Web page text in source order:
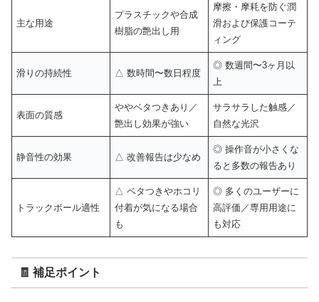
主な用途
プラスチックや合成
樹脂の艶出し用
摩擦・摩耗を防ぐ潤
滑および保護コーテ
ィング
滑りの持続性 △ 数時間〜数日程度
◎ 数週間〜3ヶ月以
上
表面の質感
ややベタつきあり／
艶出し効果が強い
サラサラした触感／
自然な光沢
静音性の効果 △ 改善報告は少なめ
◎ 操作音が小さくな
ると多数の報告あり
トラックボール適性
△ ベタつきやホコリ
付着が気になる場合
も
◎ 多くのユーザーに
高評価／専用用途に
も対応
🧾 補足ポイント